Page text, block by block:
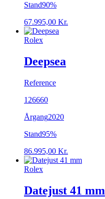
Stand90%
67.995,00 Kr.
Rolex
Deepsea
Reference
126660
Årgang2020
Stand95%
86.995,00 Kr.
Rolex
Datejust 41 mm